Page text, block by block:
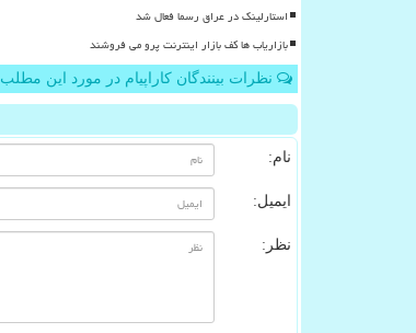
استارلینک در عراق رسما فعال شد
بازاریاب ها کف بازار اینترنت پرو می فروشند
نظرات بینندگان کاراپیام در مورد این مطلب
نام:
ایمیل:
نظر: